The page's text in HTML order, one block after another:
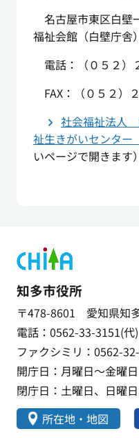
名古屋市東区白
福祉会館（白壁庁舎
電話：（０５２）
FAX：（０５２）
社会福祉法人
祉生きがいセンタ
いページで開きます）
知多市役所
〒478-8601 愛知県知
電話：0562-33-3151(代)
ファクシミリ：0562-
開庁日：月曜日～金曜
閉庁日：土曜日、日曜
所在地・地図